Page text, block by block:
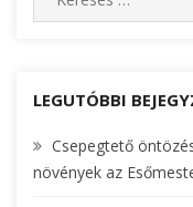
e
c
f
o
LEGUTÓBBI
Csepegtető
növények az